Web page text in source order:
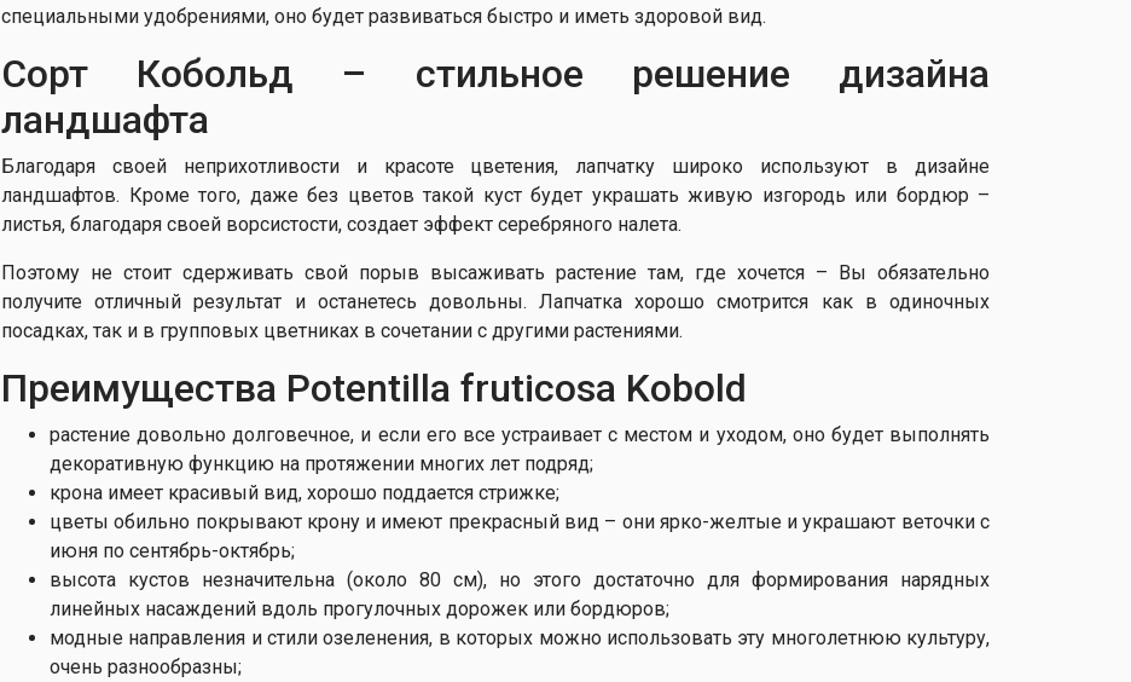
специальными удобрениями, оно будет развиваться быстро и иметь здоровой вид.
Сорт Кобольд – стильное решение дизайна
ландшафта
Благодаря своей неприхотливости и красоте цветения, лапчатку широко используют в дизайне
ландшафтов. Кроме того, даже без цветов такой куст будет украшать живую изгородь или бордюр –
листья, благодаря своей ворсистости, создает эффект серебряного налета.
Поэтому не стоит сдерживать свой порыв высаживать растение там, где хочется – Вы обязательно
получите отличный результат и останетесь довольны. Лапчатка хорошо смотрится как в одиночных
посадках, так и в групповых цветниках в сочетании с другими растениями.
Преимущества Potentilla fruticosa Kobold
растение довольно долговечное, и если его все устраивает с местом и уходом, оно будет выполнять
декоративную функцию на протяжении многих лет подряд;
крона имеет красивый вид, хорошо поддается стрижке;
цветы обильно покрывают крону и имеют прекрасный вид – они ярко-желтые и украшают веточки с
июня по сентябрь-октябрь;
высота кустов незначительна (около 80 см), но этого достаточно для формирования нарядных
линейных насаждений вдоль прогулочных дорожек или бордюров;
модные направления и стили озеленения, в которых можно использовать эту многолетнюю культуру,
очень разнообразны;